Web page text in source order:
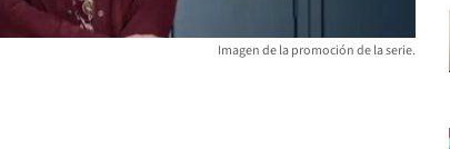
Imagen de la promoción de la serie.